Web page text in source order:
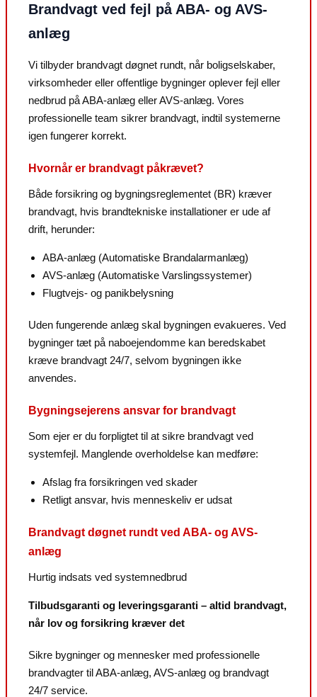
Brandvagt ved fejl på ABA- og AVS-
anlæg
Vi tilbyder brandvagt døgnet rundt, når boligselskaber,
virksomheder eller offentlige bygninger oplever fejl eller
nedbrud på ABA-anlæg eller AVS-anlæg. Vores
professionelle team sikrer brandvagt, indtil systemerne
igen fungerer korrekt.
Hvornår er brandvagt påkrævet?
Både forsikring og bygningsreglementet (BR) kræver
brandvagt, hvis brandtekniske installationer er ude af
drift, herunder:
ABA-anlæg (Automatiske Brandalarmanlæg)
AVS-anlæg (Automatiske Varslingssystemer)
Flugtvejs- og panikbelysning
Uden fungerende anlæg skal bygningen evakueres. Ved
bygninger tæt på naboejendomme kan beredskabet
kræve brandvagt 24/7, selvom bygningen ikke
anvendes.
Bygningsejerens ansvar for brandvagt
Som ejer er du forpligtet til at sikre brandvagt ved
systemfejl. Manglende overholdelse kan medføre:
Afslag fra forsikringen ved skader
Retligt ansvar, hvis menneskeliv er udsat
Brandvagt døgnet rundt ved ABA- og AVS-
anlæg
Hurtig indsats ved systemnedbrud
Tilbudsgaranti og leveringsgaranti – altid brandvagt,
når lov og forsikring kræver det
Sikre bygninger og mennesker med professionelle
brandvagter til ABA-anlæg, AVS-anlæg og brandvagt
24/7 service.